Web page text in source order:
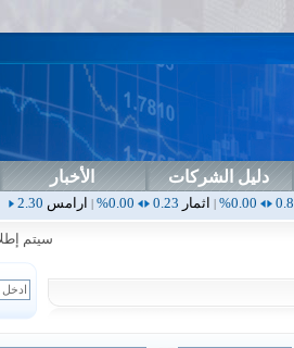
دليل الشركات الأخبار
|اثمار 0.00%
|ارامس2.30
|اربيل
سيتم إطلاق